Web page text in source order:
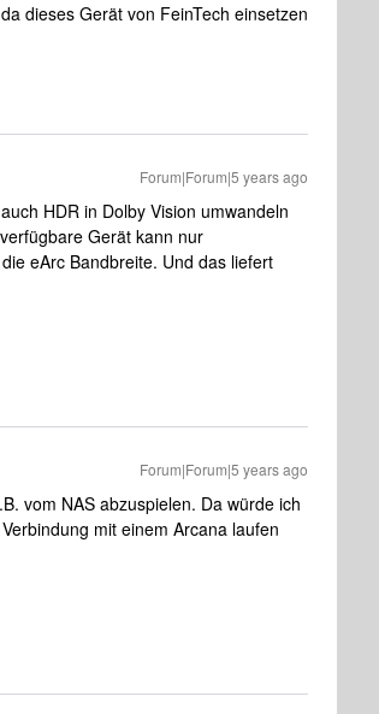
dieses Gerät von FeinTech einsetzen
Forum|Forum|5 years ago
HDR in Dolby Vision umwandeln
Gerät kann nur
eArc Bandbreite. Und das liefert
Forum|Forum|5 years ago
vom NAS abzuspielen. Da würde ich
mit einem Arcana laufen